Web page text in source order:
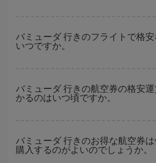
レキシブルになることで、格安航空券が見つか
獲得できます。 また、ご旅行の行先がまだ決ま
バミューダ 行きのフライトで格
いつですか。
索機能
をご利用いただくことが簡単です。 出
予定日を入力してください。 入力した選択肢だ
見つかることがあります。
バミューダ 行きの航空券の格安
かるのはいつ頃ですか。
きます。 目的地にもよりますが、通常に場合
ン、イースター、学校のお休み期間はハイシー
バミューダ 行きのお得な航空券
購入するのがよいのでしょうか。